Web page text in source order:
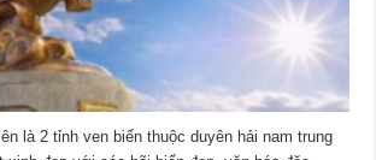
là 2 tỉnh ven biển thuộc duyên hải nam trung